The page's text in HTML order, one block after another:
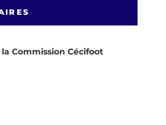
Commission Cécifoot